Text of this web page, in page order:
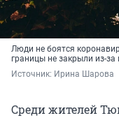
Люди не боятся
границы не закрыли из-за
Источник: Ирина Шарова
Среди жителей